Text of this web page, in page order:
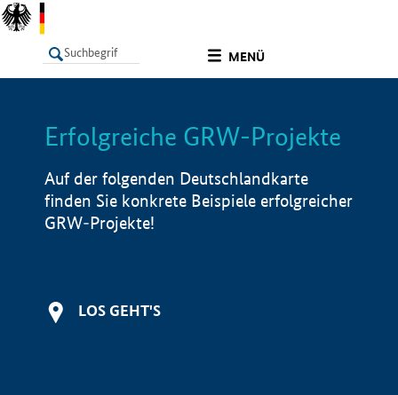
MENÜ
LISTE Info
Erfolgreiche GRW-Projekte
Auf der folgenden Deutschlandkarte
finden Sie konkrete Beispiele erfolgreicher
GRW-Projekte!
LOS GEHT'S